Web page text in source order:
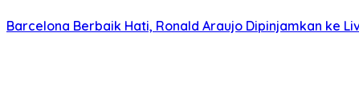
Barcelona Berbaik Hati, Ronald Araujo Dipinjamkan ke